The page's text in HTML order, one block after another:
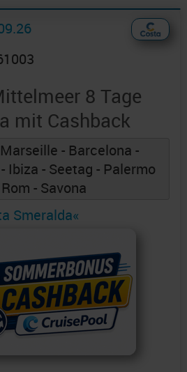
8 Tage
mit Cashback
- Barcelona -
Ibiza - Seetag - Palermo
- Savona
Smeralda«